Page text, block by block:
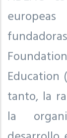
Education
tanto, la
la